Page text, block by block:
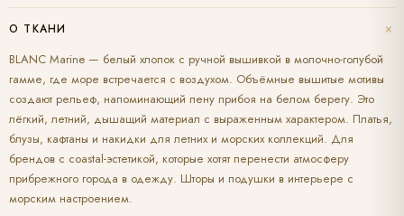
О ТКАНИ +
BLANC Marine — белый хлопок с ручной вышивкой в молочно-голубой
гамме, где море встречается с воздухом. Объёмные вышитые мотивы
создают рельеф, напоминающий пену прибоя на белом берегу. Это
лёгкий, летний, дышащий материал с выраженным характером. Платья,
блузы, кафтаны и накидки для летних и морских коллекций. Для
брендов с coastal-эстетикой, которые хотят перенести атмосферу
прибрежного города в одежду. Шторы и подушки в интерьере с
морским настроением.